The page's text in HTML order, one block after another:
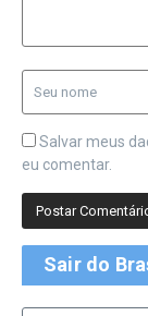
Salvar meus
eu comentar.
Sair do